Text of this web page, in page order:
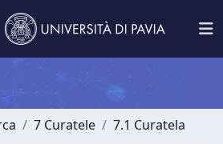
7 Curatele 7.1 Curatela